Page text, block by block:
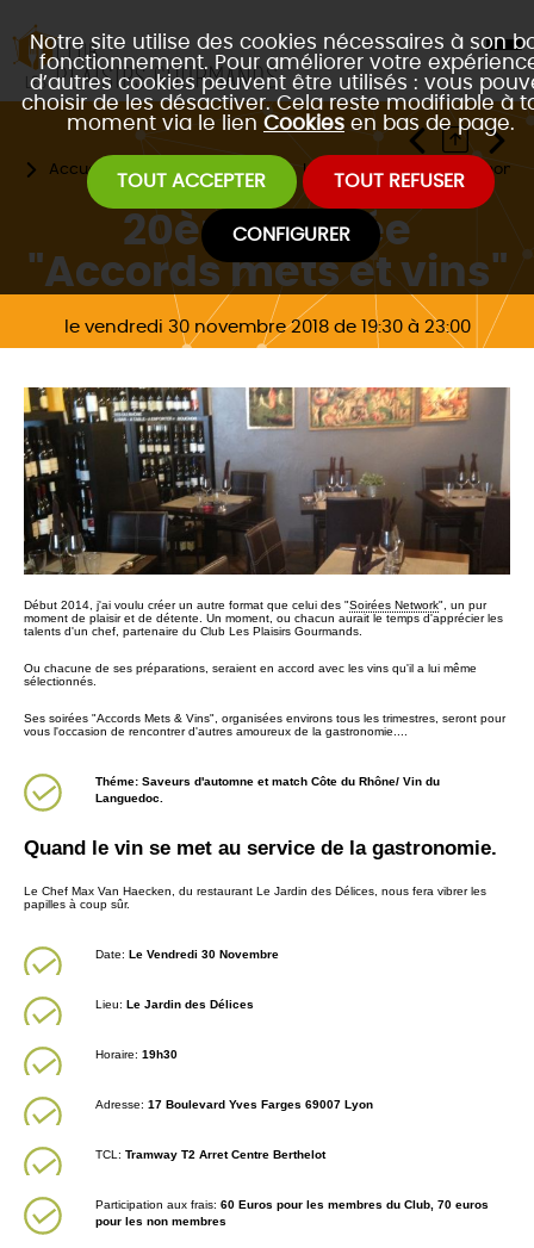
Notre site utilise des cookies nécessaires à son
fonctionnement. Pour améliorer votre
d’autres cookies peuvent être utilisés : vous
choisir de les désactiver. Cela reste modifiable à
moment via le lien Cookies en bas de page.
TOUT ACCEPTER TOUT REFUSER
CONFIGURER
Accueil Les évènements Les 3 formats de
20ème soirée
"Accords mets et vins"
le vendredi 30 novembre 2018 de 19:30 à 23:00
Début 2014, j'ai voulu créer un autre format que celui des "Soirées Network", un pur
moment de plaisir et de détente. Un moment, ou chacun aurait le temps d'apprécier les
talents d'un chef, partenaire du Club Les Plaisirs Gourmands.
Ou chacune de ses préparations, seraient en accord avec les vins qu'il a lui même
sélectionnés.
Ses soirées "Accords Mets & Vins", organisées environs tous les trimestres, seront pour
vous l'occasion de rencontrer d'autres amoureux de la gastronomie....
Théme: Saveurs d'automne et match Côte du Rhône/ Vin du
Languedoc.
Quand le vin se met au service de la gastronomie.
Le Chef Max Van Haecken, du restaurant Le Jardin des Délices, nous fera vibrer les
papilles à coup sûr.
Date: Le Vendredi 30 Novembre
Lieu: Le Jardin des Délices
Horaire: 19h30
Adresse: 17 Boulevard Yves Farges 69007 Lyon
TCL: Tramway T2 Arret Centre Berthelot
Participation aux frais: 60 Euros pour les membres du Club, 70 euros
pour les non membres